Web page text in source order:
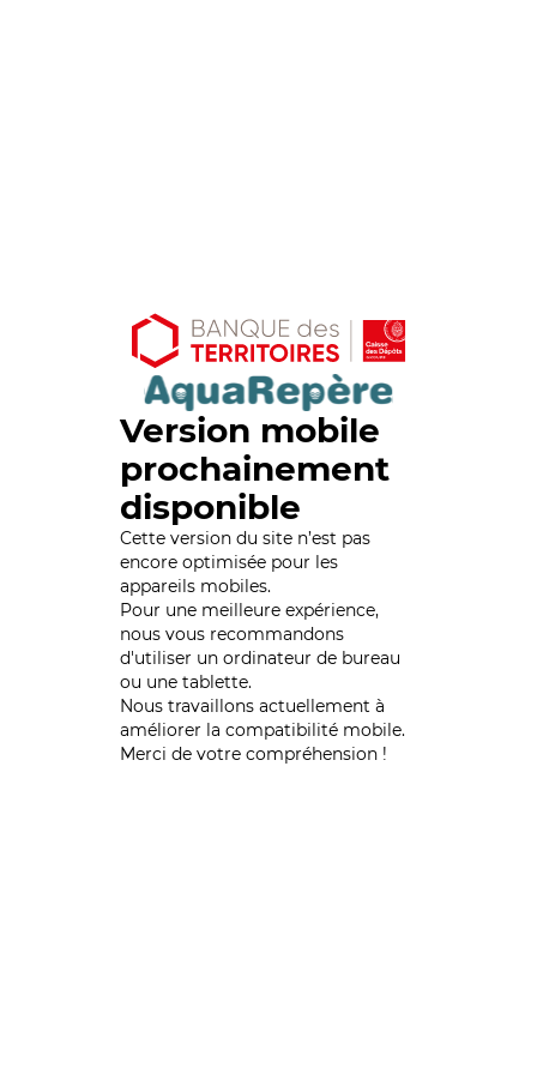
Version mobile
prochainement
disponible
Cette version du site n’est pas
encore optimisée pour les
appareils mobiles.
Pour une meilleure expérience,
nous vous recommandons
d'utiliser un ordinateur de bureau
ou une tablette.
Nous travaillons actuellement à
améliorer la compatibilité mobile.
Merci de votre compréhension !